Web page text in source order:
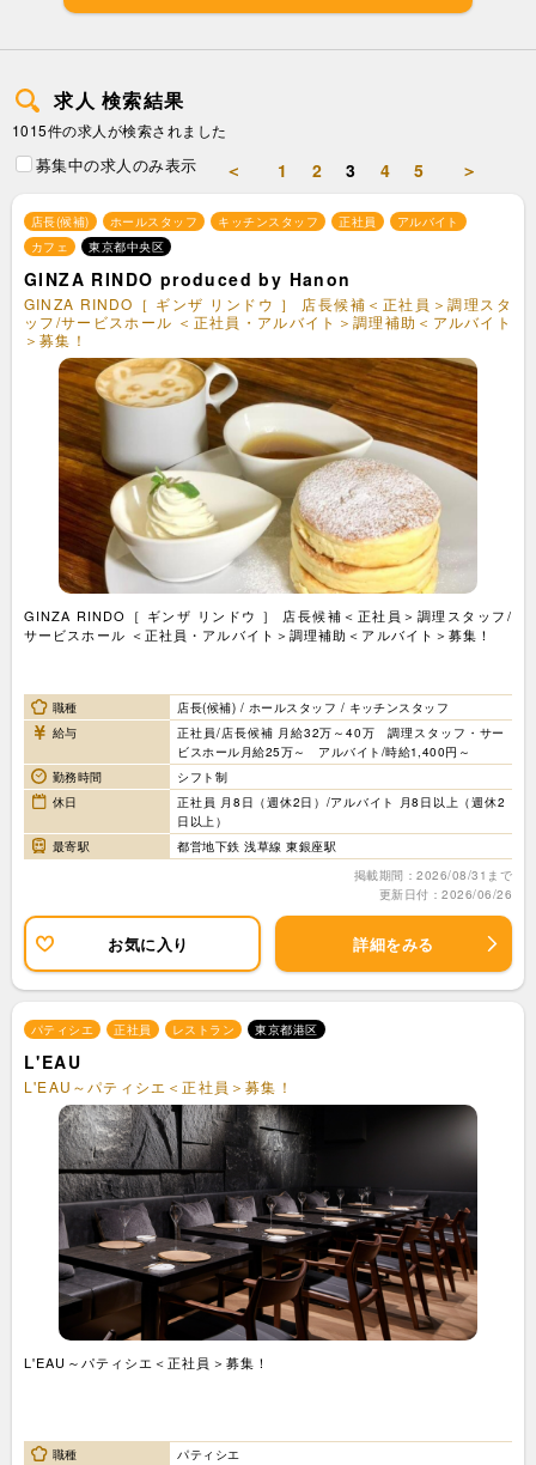
求人 検索結果
1015件の求人が検索されました
募集中の求人のみ表示 ＜ 1 2 3 4 5 ＞
店長(候補) ホールスタッフ キッチンスタッフ 正社員
アルバイト
カフェ
東京都中央区
GINZA RINDO produced by Hanon
GINZA RINDO［ ギンザ リンドウ ］ 店長候補＜正社員＞調理スタ
ッフ/サービスホール ＜正社員・アルバイト＞調理補助＜アルバイト
＞募集！
GINZA RINDO［ ギンザ リンドウ ］ 店長候補＜正社員＞調理スタッフ/
サービスホール ＜正社員・アルバイト＞調理補助＜アルバイト＞募集！
職種
店長(候補) / ホールスタッフ / キッチンスタッフ
給与
正社員/店長候補 月給32万～40万 調理スタッフ・サー
ビスホール月給25万～ アルバイト/時給1,400円～
勤務時間
シフト制
休日
正社員 月8日（週休2日）/アルバイト 月8日以上（週休2
日以上）
最寄駅
都営地下鉄 浅草線 東銀座駅
掲載期間：2026/08/31まで
更新日付：2026/06/26
お気に入り 詳細をみる
パティシエ 正社員 レストラン 東京都港区
L'EAU
L'EAU～パティシエ＜正社員＞募集！
L'EAU～パティシエ＜正社員＞募集！
職種
パティシエ